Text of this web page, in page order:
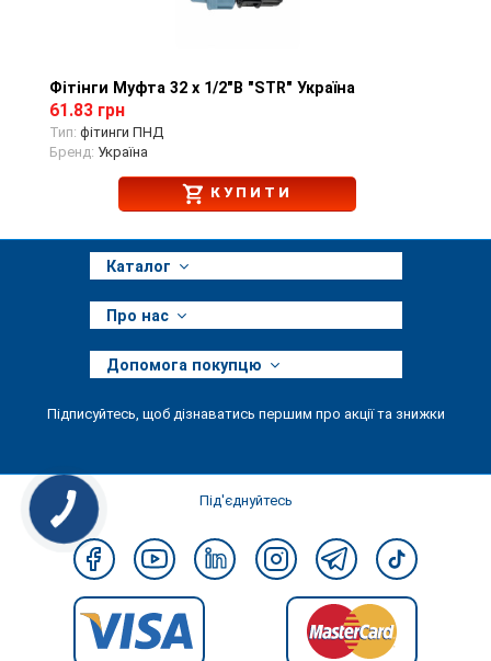
Перегляд товару
Фітінги Муфта 32 х 1/2"В "STR" Україна
61.83 грн
Тип: фітинги ПНД
Бренд: Україна
КУПИТИ
Каталог
Про нас
Допомога покупцю
Підписуйтесь, щоб дізнаватись першим про акції та знижки
Під'єднуйтесь